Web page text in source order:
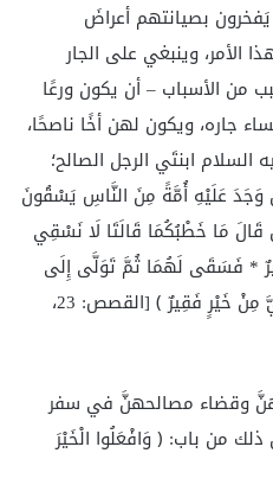
بصيانتهم أعراضَ
الأمر، وينبغي على الجار
من الأسباب – أن يكون ورعًا
جاره، ويكون لهن أخًا ناصحًا،
ابنتَي الرجل الصالح؛
وَجَدَ عَلَيْهِ أُمَّةً مِنَ النَّاسِ يَسْقُونَ
مَا خَطْبُكُمَا قَالَتَا لَا نَسْقِي
* فَسَقَى لَهُمَا ثُمَّ تَوَلَّى إِلَى
الظِّلِّ فَقَالَ رَبِّ إِنِّي لِمَا أَنْزَلْتَ إِلَيَّ مِنْ خَيْرٍ فَقِيرٌ ﴾ [القصص: 23،
وقضاء مصالحهنَّ في سفر
من باب: ﴿ وَافْعَلُوا الْخَيْرَ